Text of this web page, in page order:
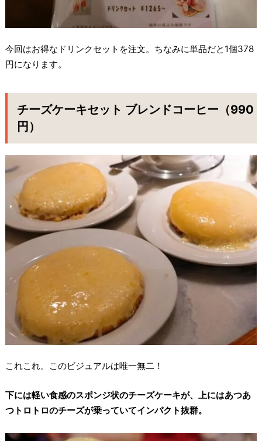
今回はお得なドリンクセットを注文。ちなみに単品だと1個378
円になります。
チーズケーキセット ブレンドコーヒー（990
円）
これこれ。このビジュアルは唯一無二！
下には軽い食感のスポンジ状のチーズケーキが、上にはあつあ
つトロトロのチーズが乗っていてインパクト抜群。